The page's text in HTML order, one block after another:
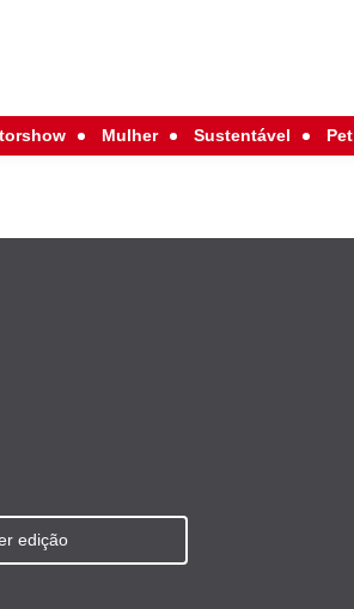
Mulher Sustentável Pet
edição